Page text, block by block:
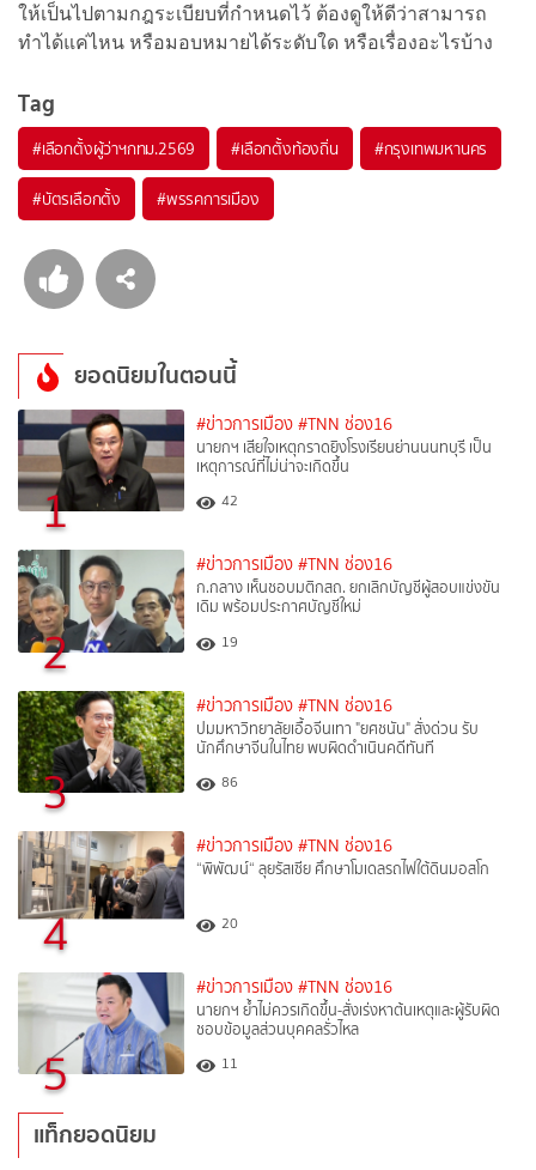
ให้เป็นไปตามกฎระเบียบที่กำหนดไว้ ต้องดูให้ดีว่าสามารถ
ทำได้แค่ไหน หรือมอบหมายได้ระดับใด หรือเรื่องอะไรบ้าง
Tag
#เลือกตั้งผู้ว่าฯกทม.2569 #เลือกตั้งท้องถิ่น #กรุงเทพมหานคร
#บัตรเลือกตั้ง #พรรคการเมือง
ยอดนิยมในตอนนี้
1
#ข่าวการเมือง #TNN ช่อง16
นายกฯ เสียใจเหตุกราดยิงโรงเรียนย่านนนทบุรี เป็น
เหตุการณ์ที่ไม่น่าจะเกิดขึ้น
42
2
#ข่าวการเมือง #TNN ช่อง16
ก.กลาง เห็นชอบมติกสถ. ยกเลิกบัญชีผู้สอบแข่งขัน
เดิม พร้อมประกาศบัญชีใหม่
19
3
#ข่าวการเมือง #TNN ช่อง16
ปมมหาวิทยาลัยเอื้อจีนเทา "ยศชนัน" สั่งด่วน รับ
นักศึกษาจีนในไทย พบผิดดำเนินคดีทันที
86
4
#ข่าวการเมือง #TNN ช่อง16
“พิพัฒน์“ ลุยรัสเซีย ศึกษาโมเดลรถไฟใต้ดินมอสโก
20
5
#ข่าวการเมือง #TNN ช่อง16
นายกฯ ย้ำไม่ควรเกิดขึ้น-สั่งเร่งหาต้นเหตุและผู้รับผิด
ชอบข้อมูลส่วนบุคคลรั่วไหล
11
แท็กยอดนิยม